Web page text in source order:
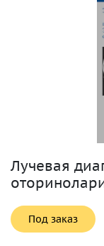
Лучевая
Под заказ